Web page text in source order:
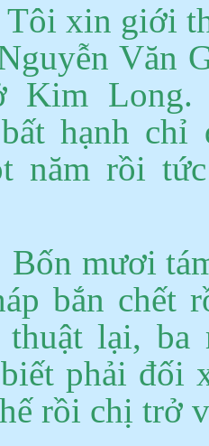
Tôi xin giới
Văn
Kim Long.
hạnh chỉ
năm rồi
Bốn mươi
bắn chết
lại, ba
phải đối
rồi chị trở